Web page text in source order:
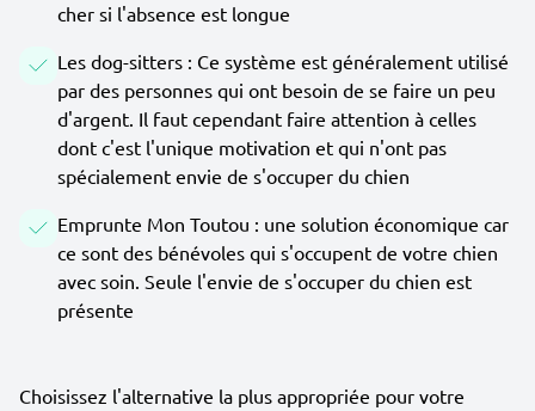
cher si l'absence est longue
Les dog-sitters : Ce système est généralement utilisé
par des personnes qui ont besoin de se faire un peu
d'argent. Il faut cependant faire attention à celles
dont c'est l'unique motivation et qui n'ont pas
spécialement envie de s'occuper du chien
Emprunte Mon Toutou : une solution économique car
ce sont des bénévoles qui s'occupent de votre chien
avec soin. Seule l'envie de s'occuper du chien est
présente
Choisissez l'alternative la plus appropriée pour votre